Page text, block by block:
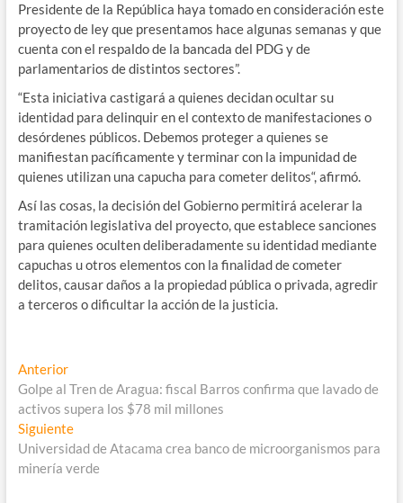
Presidente de la República haya tomado en consideración este
proyecto de ley que presentamos hace algunas semanas y que
cuenta con el respaldo de la bancada del PDG y de
parlamentarios de distintos sectores”.
“Esta iniciativa castigará a quienes decidan ocultar su
identidad para delinquir en el contexto de manifestaciones o
desórdenes públicos.Debemos proteger a quienes se
manifiestan pacíficamente y terminar con la impunidad de
quienes utilizan una capucha para cometer delitos“, afirmó.
Así las cosas, la decisión del Gobierno permitirá acelerar la
tramitación legislativa del proyecto, que establece sanciones
para quienes oculten deliberadamente su identidad mediante
capuchas u otros elementos con la finalidad de cometer
delitos, causar daños a la propiedad pública o privada, agredir
a terceros o dificultar la acción de la justicia.
Navegación
de
entradas
AnteriorEntrada
anterior:
Golpe al Tren de Aragua: fiscal Barros confirma que lavado de
activos supera los $78 mil millones
SiguienteEntrada
siguiente:
Universidad de Atacama crea banco de microorganismos para
minería verde